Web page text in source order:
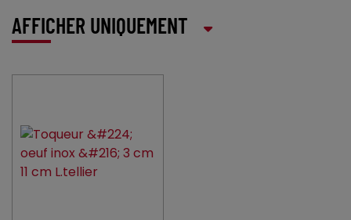
AFFICHER UNIQUEMENT